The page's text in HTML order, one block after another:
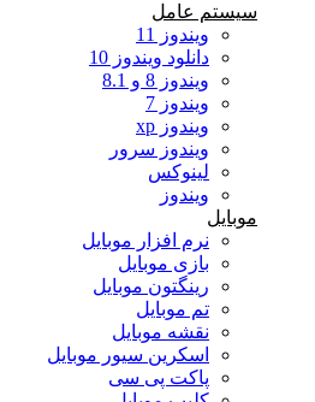
سیستم عامل
ویندوز 11
دانلود ویندوز 10
ویندوز 8 و 8.1
ویندوز 7
ویندوز xp
ویندوز سرور
لینوکس
ویندوز
موبایل
نرم افزار موبایل
بازی موبایل
رینگتون موبایل
تم موبایل
نقشه موبایل
اسکرین سیور موبایل
پاکت پی سی